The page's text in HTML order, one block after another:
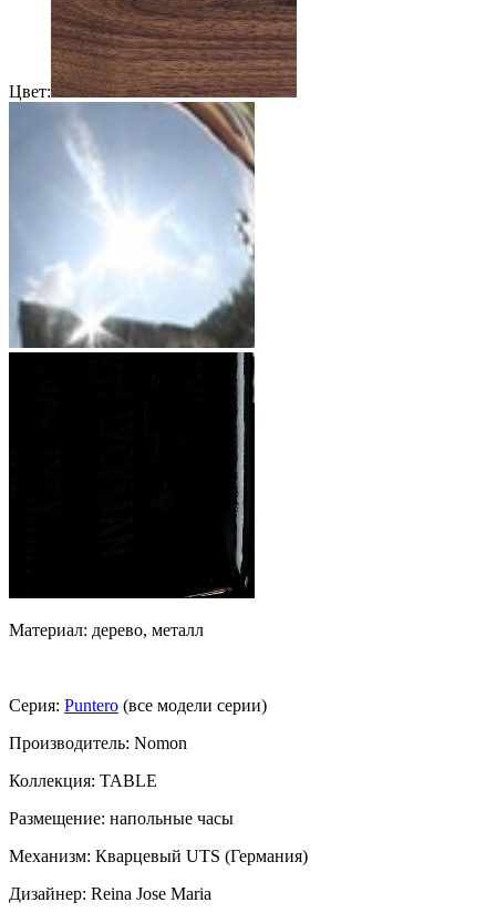
Цвет:
Материал: дерево, металл
Серия: Puntero (все модели серии)
Производитель: Nomon
Коллекция: TABLE
Размещение: напольные часы
Механизм: Кварцевый UTS (Германия)
Дизайнер: Reina Jose Maria